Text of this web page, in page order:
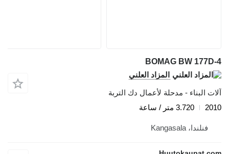
BOMAG BW 177D-4
المزاد العلني
آلات البناء - مدحلة لأعمال دك التربة
2010
3.720 متر / ساعة
فنلندا، Kangasala